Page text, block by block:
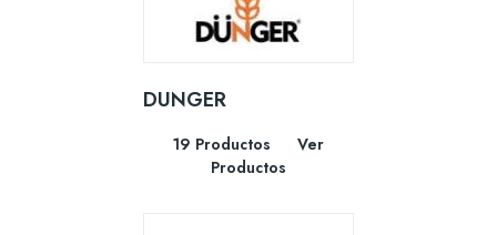
DUNGER
19 Productos
Ver
Productos